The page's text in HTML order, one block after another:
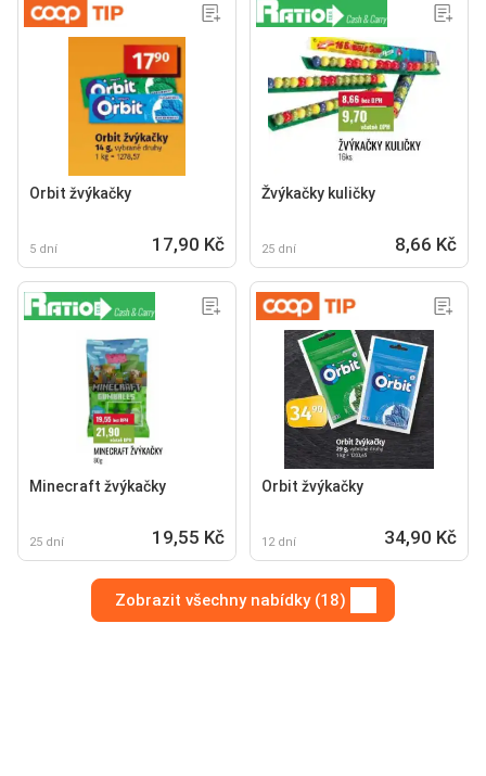
Orbit žvýkačky
5 dní 17,90 Kč
Žvýkačky kuličky
25 dní 8,66 Kč
Minecraft žvýkačky
25 dní 19,55 Kč
Orbit žvýkačky
12 dní 34,90 Kč
Zobrazit všechny nabídky (18)